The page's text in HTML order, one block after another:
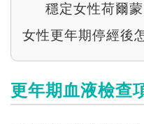
穩定女性荷爾蒙
女性更年期停經後
更年期血液檢查